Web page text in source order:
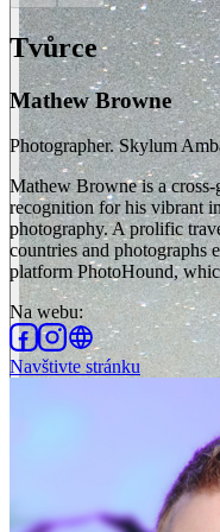
Tvůrce
Mathew Browne
Photographer. Skylum
Mathew Browne is a
recognition for his vibrant
photography. A prolific
countries and photographs
platform PhotoHound,
Na webu:
Navštivte stránku